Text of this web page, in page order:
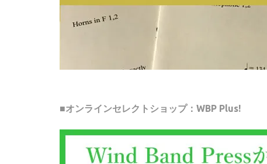
■オンラインセレクトショップ：WBP Plus!